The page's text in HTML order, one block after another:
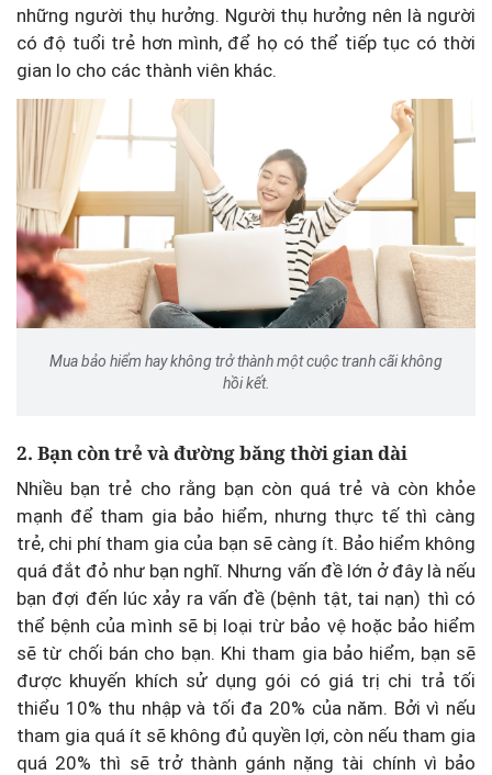
những người thụ hưởng. Người thụ hưởng nên là người
có độ tuổi trẻ hơn mình, để họ có thể tiếp tục có thời
gian lo cho các thành viên khác.
Mua bảo hiểm hay không trở thành một cuộc tranh cãi không
hồi kết.
2. Bạn còn trẻ và đường băng thời gian dài
Nhiều bạn trẻ cho rằng bạn còn quá trẻ và còn khỏe
mạnh để tham gia bảo hiểm, nhưng thực tế thì càng
trẻ, chi phí tham gia của bạn sẽ càng ít. Bảo hiểm không
quá đắt đỏ như bạn nghĩ. Nhưng vấn đề lớn ở đây là nếu
bạn đợi đến lúc xảy ra vấn đề (bệnh tật, tai nạn) thì có
thể bệnh của mình sẽ bị loại trừ bảo vệ hoặc bảo hiểm
sẽ từ chối bán cho bạn. Khi tham gia bảo hiểm, bạn sẽ
được khuyến khích sử dụng gói có giá trị chi trả tối
thiểu 10% thu nhập và tối đa 20% của năm. Bởi vì nếu
tham gia quá ít sẽ không đủ quyền lợi, còn nếu tham gia
quá 20% thì sẽ trở thành gánh nặng tài chính vì bảo